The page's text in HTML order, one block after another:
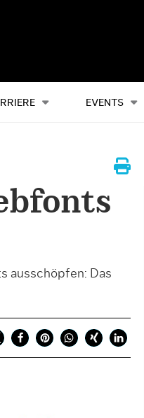
EVENTS
Alles Events
ausschöpfen: Das